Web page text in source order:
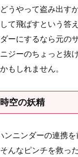
うやって盗み出す
て飛ばすという答
ーにするなら元の
ジーのちょっと抜
もしれません。
空の妖精
ンニンダーの連携
んなピンチを救っ